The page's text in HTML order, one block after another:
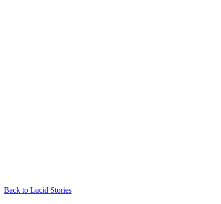
Back to Lucid Stories